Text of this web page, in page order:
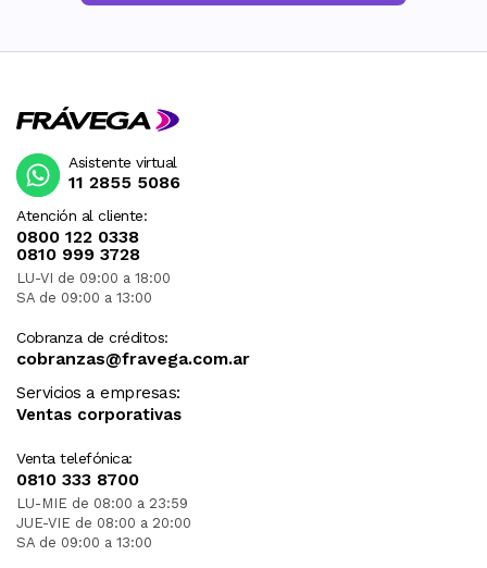
Atención al cliente:
0800 122 0338
0810 999 3728
LU-VI de 09:00 a 18:00
SA de 09:00 a 13:00
Cobranza de créditos:
cobranzas@fravega.com.ar
Servicios a empresas:
Ventas corporativas
Venta telefónica:
0810 333 8700
LU-MIE de 08:00 a 23:59
JUE-VIE de 08:00 a 20:00
SA de 09:00 a 13:00
Asistente virtual
11 2855 5086